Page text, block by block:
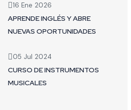
16 Ene 2026
APRENDE INGLÉS Y ABRE
NUEVAS OPORTUNIDADES
05 Jul 2024
CURSO DE INSTRUMENTOS
MUSICALES